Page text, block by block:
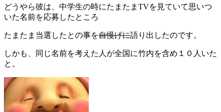
どうやら彼は、中学生の時にたまたまTVを見ていて思いつ
いた名前を応募したところ
たまたま当選したとの事を自慢げに語り出したのです。
しかも、同じ名前を考えた人が全国に竹内を含め１０人いた
と。